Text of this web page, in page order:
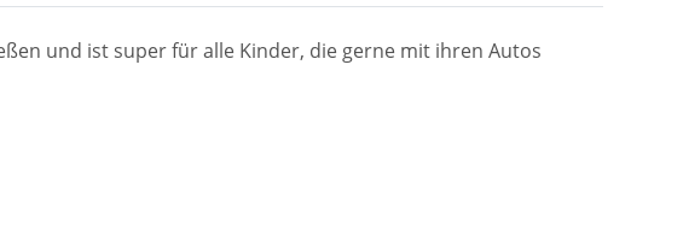
und ist super für alle Kinder, die gerne mit ihren Autos